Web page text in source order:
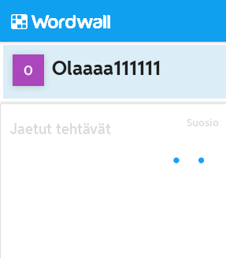
Olaaaa111111
Suosio
Jaetut tehtävät